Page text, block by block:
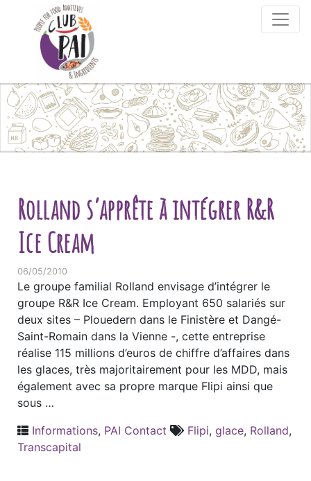
Skip to content
Rolland s’apprête à intégrer R&R
Ice Cream
06/05/2010
Le groupe familial Rolland envisage d’intégrer le
groupe R&R Ice Cream. Employant 650 salariés sur
deux sites – Plouedern dans le Finistère et Dangé-
Saint-Romain dans la Vienne -, cette entreprise
réalise 115 millions d’euros de chiffre d’affaires dans
les glaces, très majoritairement pour les MDD, mais
également avec sa propre marque Flipi ainsi que
sous …
Informations, PAI Contact Flipi, glace, Rolland,
Transcapital